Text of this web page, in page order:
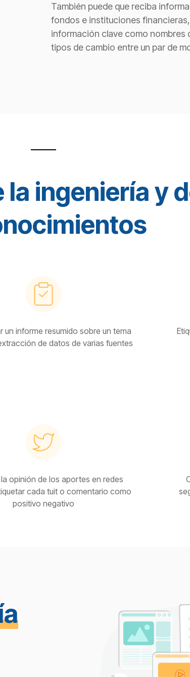
También puede que reciba
fondos e instituciones
información clave como nombres
tipos de cambio entre un par de
la ingeniería y
un informe resumido sobre un tema
de datos de varias fuentes
opinión de los aportes en redes
cada tuit o comentario como
positivo negativo